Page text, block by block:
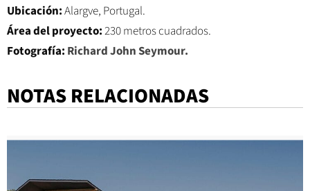
Ubicación:Alargve, Portugal.
Área del proyecto:230 metros cuadrados.
Fotografía: Richard John Seymour.
NOTAS RELACIONADAS